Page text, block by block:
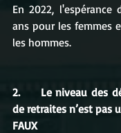
En 2022,
ans pour les femmes
les hommes.
2.     Le niveau des
de retraites n’est pas
FAUX